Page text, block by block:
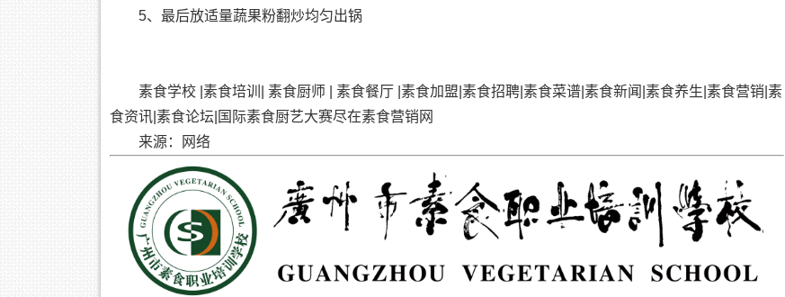
5、最后放适量蔬果粉翻炒均匀出锅
素食学校 |素食培训| 素食厨师 | 素食餐厅 |素食加盟|素食招聘|素食菜谱|素食新闻|素食养生|素食营销|素
食资讯|素食论坛|国际素食厨艺大赛尽在素食营销网
来源：网络